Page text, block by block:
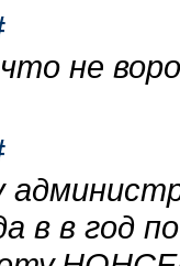
не
в в год